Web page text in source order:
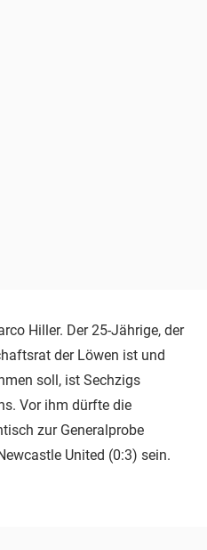
Hiller. Der 25-Jährige, der
der Löwen ist und
soll, ist Sechzigs
Vor ihm dürfte die
zur Generalprobe
United (0:3) sein.